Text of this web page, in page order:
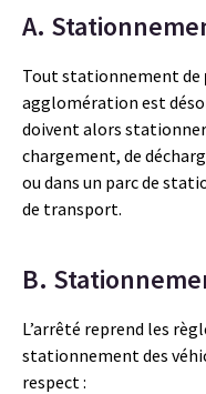
A.
Tout stationnement de
agglomération est
doivent alors
chargement, de
ou dans un parc de
de transport.
B.
L’arrêté reprend les
stationnement des
respect :